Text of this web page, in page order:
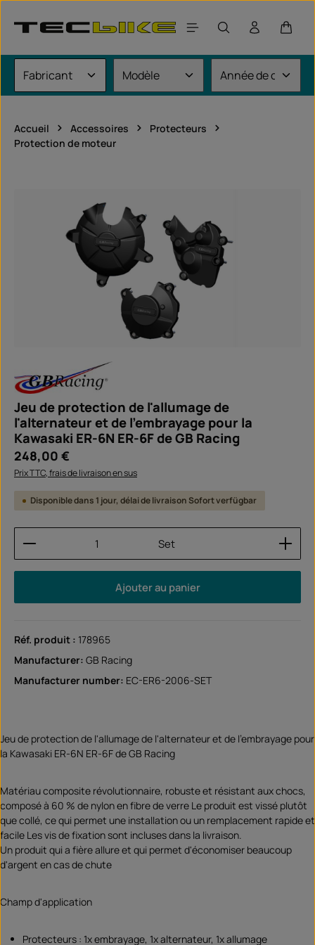
Le
Accueil Accessoires
Protecteurs
Protection de moteur
Jeu de protection de l'allumage de
l'alternateur et de l'embrayage pour la
Kawasaki ER-6N ER-6F de GB Racing
Prix régulier :
248,00 €
Prix TTC, frais de livraison en sus
Disponible dans 1 jour, délai de livraison Sofort verfügbar
Quantité de produit : Entrez la quantité
Set
Ajouter au panier
Réf. produit : 178965
Manufacturer: GB Racing
Manufacturer number: EC-ER6-2006-SET
Jeu de protection de l'allumage de l'alternateur et de l'embrayage pour
la Kawasaki ER-6N ER-6F de GB Racing
Matériau composite révolutionnaire, robuste et résistant aux chocs,
composé à 60 % de nylon en fibre de verre Le produit est vissé plutôt
que collé, ce qui permet une installation ou un remplacement rapide et
facile Les vis de fixation sont incluses dans la livraison.
Un produit qui a fière allure et qui permet d'économiser beaucoup
d'argent en cas de chute
Champ d'application
Protecteurs : 1x embrayage, 1x alternateur, 1x allumage